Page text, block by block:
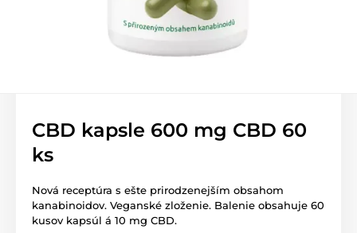
CBD kapsle 600 mg CBD 60
ks
Nová receptúra s ešte prirodzenejším obsahom
kanabinoidov. Veganské zloženie. Balenie obsahuje 60
kusov kapsúl á 10 mg CBD.